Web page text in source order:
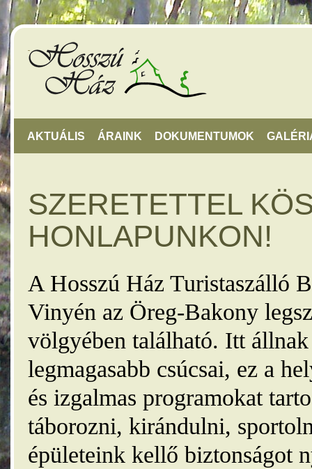
AKTUÁLIS ÁRAINK DOKUMENTUMOK
SZERETETTEL
HONLAPUNKON!
A Hosszú Ház Turistaszálló
Vinyén az Öreg-Bakony
völgyében található. Itt
legmagasabb csúcsai, ez a
és izgalmas programokat
táborozni, kirándulni,
épületeink kellő biztonságot